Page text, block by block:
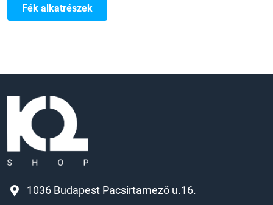
Fék alkatrészek
1036 Budapest Pacsirtamező u.16.